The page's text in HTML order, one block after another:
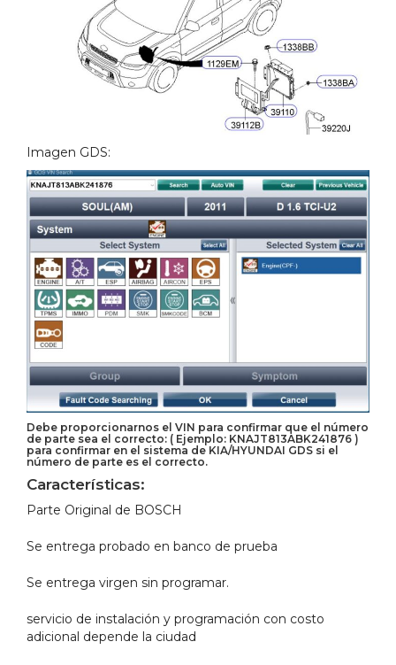
Imagen GDS:
Debe proporcionarnos el VIN para confirmar que el número
de parte sea el correcto: ( Ejemplo: KNAJT813ABK241876 )
para confirmar en el sistema de KIA/HYUNDAI GDS si el
número de parte es el correcto.
Características:
Parte Original de BOSCH
Se entrega probado en banco de prueba
Se entrega virgen sin programar.
servicio de instalación y programación con costo
adicional depende la ciudad